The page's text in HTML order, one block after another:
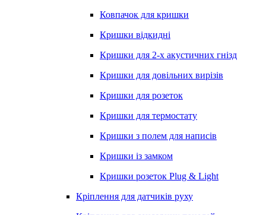
Ковпачок для кришки
Кришки відкидні
Кришки для 2-х акустичних гнізд
Кришки для довільних вирізів
Кришки для розеток
Кришки для термостату
Кришки з полем для написів
Кришки із замком
Кришки розеток Plug & Light
Кріплення для датчиків руху